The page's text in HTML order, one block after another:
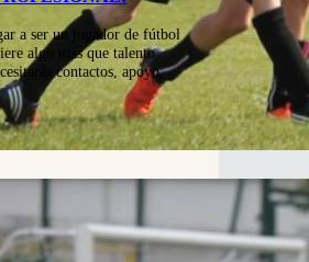
a ser un jugador de fútbol
algo más que talento
contactos, apoyo,